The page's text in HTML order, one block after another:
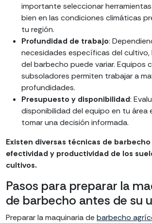
importante seleccionar
bien en las condiciones climáticas
tu región.
Profundidad de trabajo:
necesidades específicas del
del barbecho puede variar. Equipos
subsoladores permiten trabajar a
profundidades.
Presupuesto y disponibilidad:
disponibilidad del equipo en tu área
tomar una decisión informada.
Existen diversas técnicas de
efectividad y productividad de los
cultivos.
Pasos para preparar la
de barbecho antes de su
Preparar la maquinaria de barbecho